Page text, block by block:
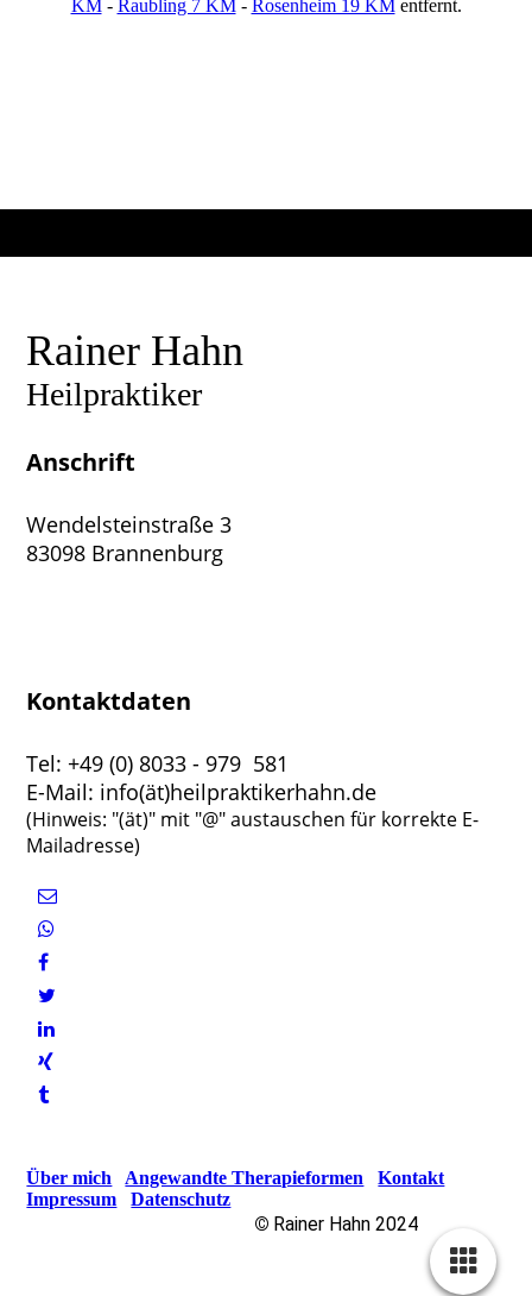
KM- Raubling 7 KM- Rosenheim 19 KMentfernt.
Rainer Hahn
Heilpraktiker
Anschrift
Wendelsteinstraße 3
83098 Brannenburg
Kontaktdaten
Tel: +49 (0) 8033 - 979 581
E-Mail: info(ät)heilpraktikerhahn.de
(Hinweis: "(ät)" mit "@" austauschen für korrekte E-
Mailadresse)
Über mich Angewandte Therapieformen
Kontakt
Impressum
Datenschutz
© Rainer Hahn 2024